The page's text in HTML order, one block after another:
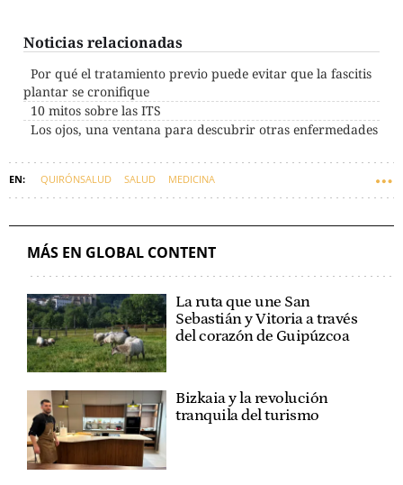
Noticias relacionadas
Por qué el tratamiento previo puede evitar que la fascitis
plantar se cronifique
10 mitos sobre las ITS
Los ojos, una ventana para descubrir otras enfermedades
QUIRÓNSALUD SALUD MEDICINA
MÁS EN GLOBAL CONTENT
La ruta que une San
Sebastián y Vitoria a través
del corazón de Guipúzcoa
Bizkaia y la revolución
tranquila del turismo